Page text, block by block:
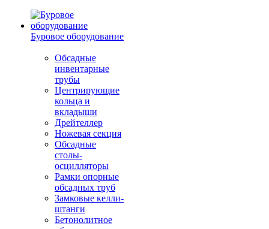
Буровое оборудование
Обсадные
инвентарные
трубы
Центрирующие
кольца и
вкладыши
Дрейтеллер
Ножевая секция
Обсадные
столы-
осцилляторы
Рамки опорные
обсадных труб
Замковые келли-
штанги
Бетонолитное